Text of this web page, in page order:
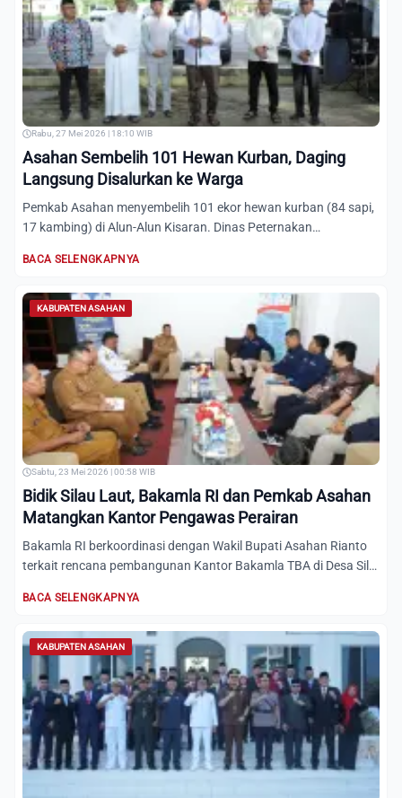
Rabu, 27 Mei 2026 | 18:10 WIB
Asahan Sembelih 101 Hewan Kurban, Daging
Langsung Disalurkan ke Warga
Pemkab Asahan menyembelih 101 ekor hewan kurban (84 sapi,
17 kambing) di Alun-Alun Kisaran. Dinas Peternakan
BACA SELENGKAPNYA
KABUPATEN ASAHAN
Sabtu, 23 Mei 2026 | 00:58 WIB
Bidik Silau Laut, Bakamla RI dan Pemkab Asahan
Matangkan Kantor Pengawas Perairan
Bakamla RI berkoordinasi dengan Wakil Bupati Asahan Rianto
terkait rencana pembangunan Kantor Bakamla TBA di Desa Silo
BACA SELENGKAPNYA
KABUPATEN ASAHAN